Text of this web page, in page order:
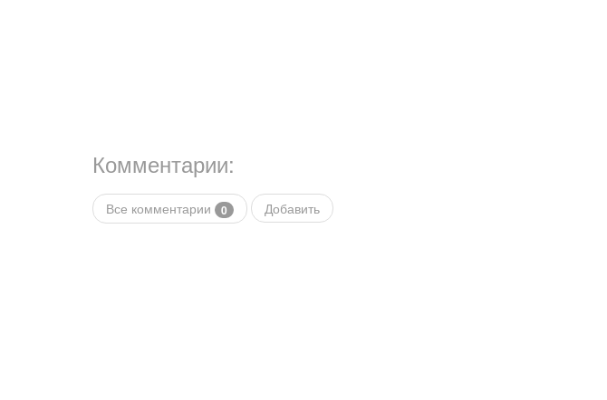
Комментарии:
Все комментарии 0 Добавить